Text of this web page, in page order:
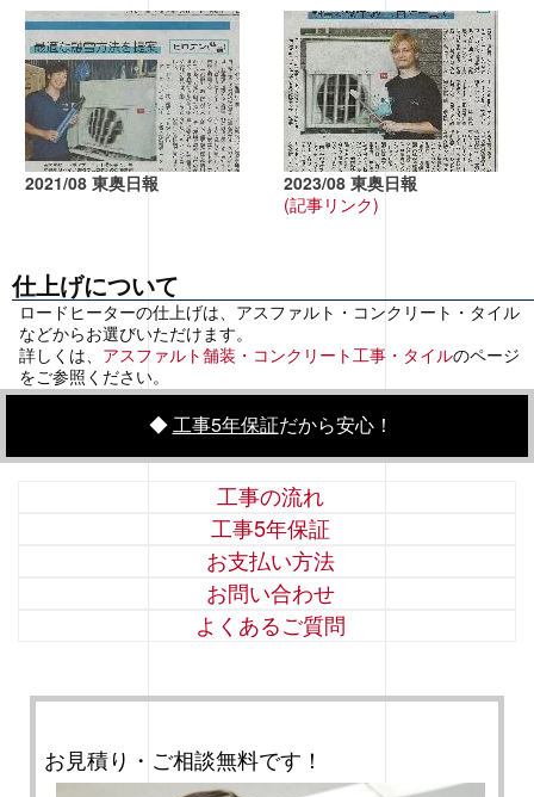
2021/08 東奥日報
2023/08 東奥日報
(記事リンク)
仕上げについて
ロードヒーターの仕上げは、アスファルト・コンクリート・タイル
などからお選びいただけます。
詳しくは、 アスファルト舗装・コンクリート工事・タイルのページ
をご参照ください。
◆工事5年保証だから安心！
工事の流れ
工事5年保証
お支払い方法
お問い合わせ
よくあるご質問
お見積り・ご相談無料です！